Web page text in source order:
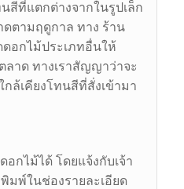
สีที่แตกต่างจากในรูปเล็ก
ตามฤดูกาล ทาง ร้าน
ดอกไม้ประเภทอื่นให้
าด ทางเราสัญญาว่าจะ
ล้เคียงโทนสีที่สั่งเข้ามา
กไม้ได้ โดยแจ้งกับเจ้า
พ์ในช่องรายละเอียด